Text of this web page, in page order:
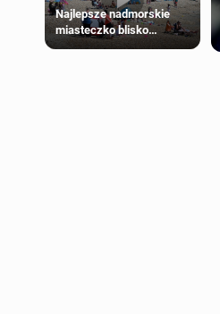
Najlepsze nadmorskie
miasteczko blisko